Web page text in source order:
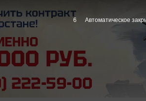
5 Автоматическое